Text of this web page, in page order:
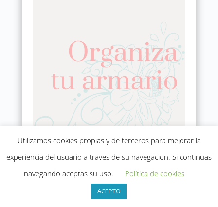
Entrenamiento 7 días
Transforma tu armario y tu vida, haciendo que
Utilizamos cookies propias y de terceros para mejorar la
experiencia del usuario a través de su navegación. Si continúas
navegando aceptas su uso.
Política de cookies
ACEPTO